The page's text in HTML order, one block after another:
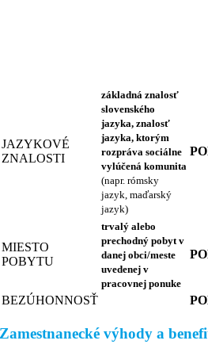
JAZYKOVÉ
ZNALOSTI
základná znalosť
slovenského
jazyka, znalosť
jazyka, ktorým
rozpráva sociálne
vylúčená komunita
(napr. rómsky
jazyk, maďarský
jazyk)
MIESTO
POBYTU
trvalý alebo
prechodný pobyt v
danej obci/meste
uvedenej v
pracovnej ponuke
BEZÚHONNOSŤ
Zamestnanecké výhody a